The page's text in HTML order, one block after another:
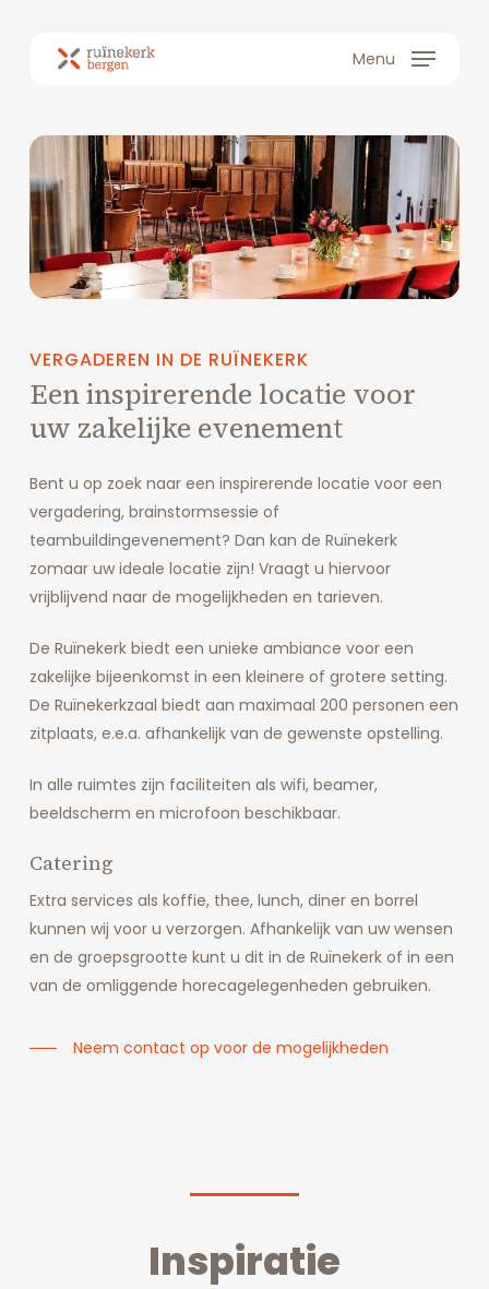
Menu
VERGADEREN IN DE RUÏNEKERK
Eeninspirerende locatie voor
uw zakelijke evenement
Bent u op zoek naar een inspirerende locatie voor een
vergadering, brainstormsessie of
teambuildingevenement? Dan kan de Ruïnekerk
zomaar uw ideale locatie zijn! Vraagt u hiervoor
vrijblijvend naar de mogelijkheden en tarieven.
De Ruïnekerk biedt een unieke ambiance voor een
zakelijke bijeenkomst in een kleinere of grotere setting.
De Ruïnekerkzaal biedt aan maximaal 200 personen een
zitplaats, e.e.a. afhankelijk van de gewenste opstelling.
In alle ruimtes zijn faciliteiten als wifi, beamer,
beeldscherm en microfoon beschikbaar.
Catering
Extra services als koffie, thee, lunch, diner en borrel
kunnen wij voor u verzorgen. Afhankelijk van uw wensen
en de groepsgrootte kunt u dit in de Ruïnekerk of in een
van de omliggende horecagelegenheden gebruiken.
Neem contact op voor de mogelijkheden
Inspiratie